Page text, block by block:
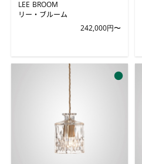
LEE BROOM
リー・ブルーム
242,000円〜
●